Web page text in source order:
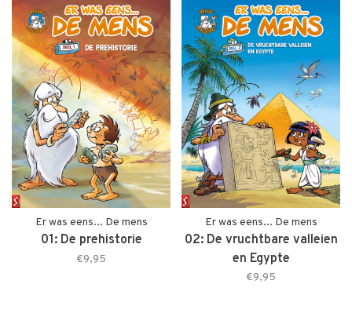
Er was eens... De mens
01: De prehistorie
€9,95
Er was eens... De mens
02: De vruchtbare valleien
en Egypte
€9,95